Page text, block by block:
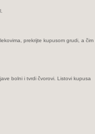
prekrijte kupusom grudi, a čim
bolni i tvrdi čvorovi. Listovi kupusa